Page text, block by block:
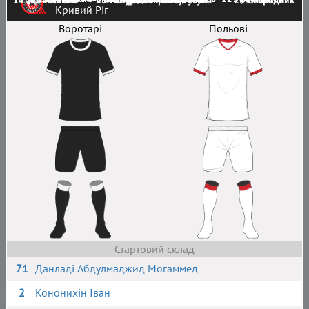
Кривий Ріг
Воротарі
Польові
Стартовий склад
71 Данладі Абдулмаджид Могаммед
2
Кононихін Іван